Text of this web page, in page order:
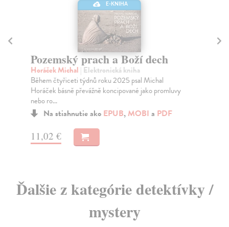
E-KNIHA
Pozemský prach a Boží dech
Horáček Michal | Elektronická kniha
Během čtyřiceti týdnů roku 2025 psal Michal
Horáček básně převážně koncipované jako promluvy
nebo ro...
Na stiahnutie ako EPUB,MOBI a PDF
11,02 €
Ďalšie z kategórie detektívky /
mystery